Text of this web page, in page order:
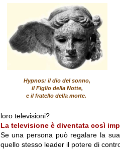
Hypnos: il dio del sonno,
il Figlio della Notte,
e il fratello della morte.
loro televisioni?
La televisione è diventata così
Se una persona può regalare la
quello stesso leader il potere di